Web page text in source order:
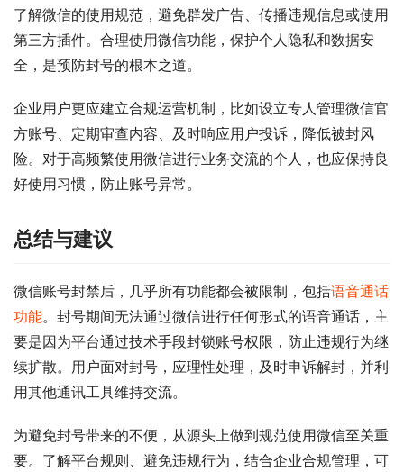
了解微信的使用规范，避免群发广告、传播违规信息或使用
第三方插件。合理使用微信功能，保护个人隐私和数据安
全，是预防封号的根本之道。
企业用户更应建立合规运营机制，比如设立专人管理微信官
方账号、定期审查内容、及时响应用户投诉，降低被封风
险。对于高频繁使用微信进行业务交流的个人，也应保持良
好使用习惯，防止账号异常。
总结与建议
微信账号封禁后，几乎所有功能都会被限制，包括语音通话
功能。封号期间无法通过微信进行任何形式的语音通话，主
要是因为平台通过技术手段封锁账号权限，防止违规行为继
续扩散。用户面对封号，应理性处理，及时申诉解封，并利
用其他通讯工具维持交流。
为避免封号带来的不便，从源头上做到规范使用微信至关重
要。了解平台规则、避免违规行为，结合企业合规管理，可